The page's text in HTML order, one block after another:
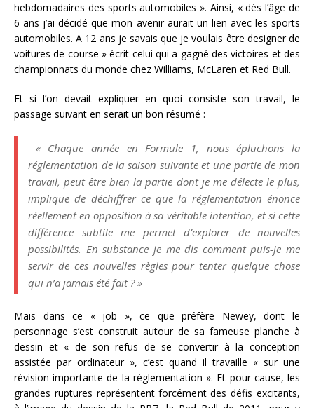
hebdomadaires des sports automobiles ». Ainsi, « dès l’âge de
6 ans j’ai décidé que mon avenir aurait un lien avec les sports
automobiles. A 12 ans je savais que je voulais être designer de
voitures de course » écrit celui qui a gagné des victoires et des
championnats du monde chez Williams, McLaren et Red Bull.
Et si l’on devait expliquer en quoi consiste son travail, le
passage suivant en serait un bon résumé :
« Chaque année en Formule 1, nous épluchons la
réglementation de la saison suivante et une partie de mon
travail, peut être bien la partie dont je me délecte le plus,
implique de déchiffrer ce que la réglementation énonce
réellement en opposition à sa véritable intention, et si cette
différence subtile me permet d’explorer de nouvelles
possibilités. En substance je me dis comment puis-je me
servir de ces nouvelles règles pour tenter quelque chose
qui n’a jamais été fait ? »
Mais dans ce « job », ce que préfère Newey, dont le
personnage s’est construit autour de sa fameuse planche à
dessin et « de son refus de se convertir à la conception
assistée par ordinateur », c’est quand il travaille « sur une
révision importante de la réglementation ». Et pour cause, les
grandes ruptures représentent forcément des défis excitants,